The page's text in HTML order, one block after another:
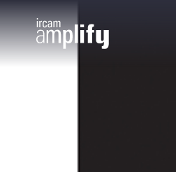
Panneau de gestion des cookies